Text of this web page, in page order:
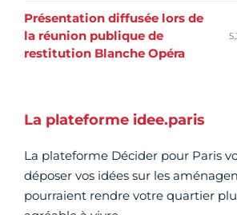
Présentation diffusée lors de
la réunion publique de
restitution Blanche Opéra
La plateforme idee.paris
La plateforme Décider pour Paris
déposer vos idées sur les
pourraient rendre votre quartier